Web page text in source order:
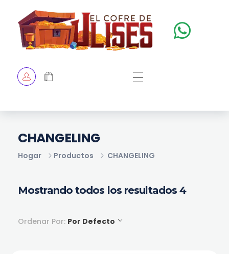
TIENDA
Hogar Productos CHANGELING
CHANGELING
Mostrando todos los resultados 4
Ordenar Por: Por Defecto